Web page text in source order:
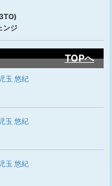
ンジ
TOPへ
児玉 悠紀
児玉 悠紀
児玉 悠紀